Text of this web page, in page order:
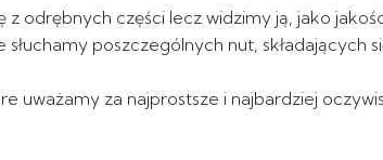
odrębnych części lecz widzimy ją, jako
poszczególnych nut, składających
uważamy za najprostsze i najbardziej